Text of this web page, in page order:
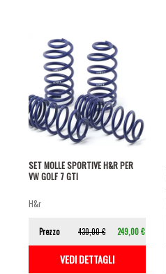
SET MOLLE SPORTIVE H&R PER
VW GOLF 7 GTI
h&r
Prezzo 430,00 € 249,00 €
VEDI DETTAGLI